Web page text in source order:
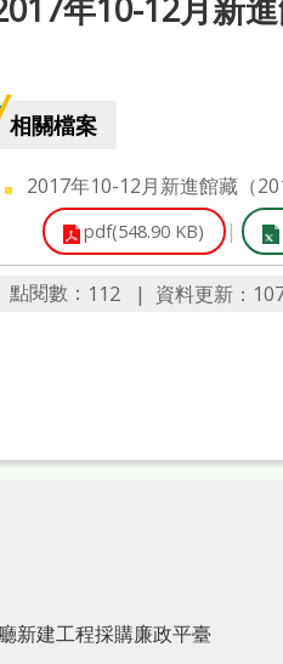
年10-12月新
相關檔案
2017年10-12月新進館藏（
pdf(548.90 KB)
點閱數： 112 資料更新：
新建工程採購廉政平臺